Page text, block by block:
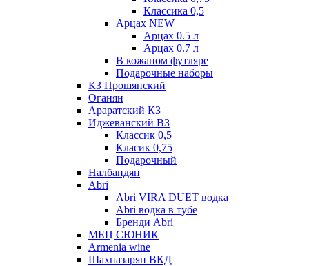
Классика 0,5
Арцах NEW
Арцах 0.5 л
Арцах 0.7 л
В кожаном футляре
Подарочные наборы
КЗ Прошянский
Оганян
Араратский КЗ
Иджеванский ВЗ
Классик 0,5
Класик 0,75
Подарочный
Налбандян
Abri
Abri VIRA DUET водка
Abri водка в тубе
Бренди Abri
МЕЦ СЮНИК
Armenia wine
Шахназарян ВКД